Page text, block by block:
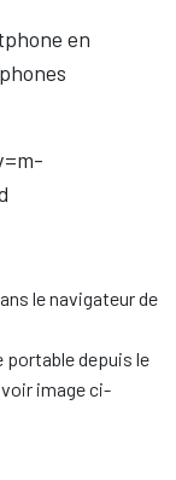
en
le navigateur de
portable depuis le
image ci-